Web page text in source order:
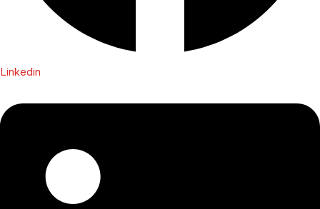
Linkedin